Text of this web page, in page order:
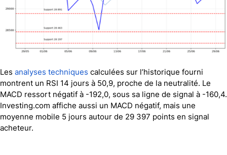
Les analyses techniques calculées sur l’historique fourni
montrent un RSI 14 jours à 50,9, proche de la neutralité. Le
MACD ressort négatif à -192,0, sous sa ligne de signal à -160,4.
Investing.com affiche aussi un MACD négatif, mais une
moyenne mobile 5 jours autour de 29 397 points en signal
acheteur.